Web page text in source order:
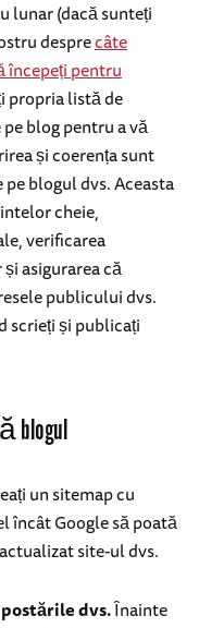
lunar (dacă sunteți
desprecâte
începeți pentru
propria listă de
blog pentru a vă
și coerența sunt
blogul dvs. Aceasta
cheie,
verificarea
asigurarea că
publicului dvs.
scrieți și publicați
blogul
un sitemap cu
încât Google să poată
site-ul dvs.
dvs.Înainte